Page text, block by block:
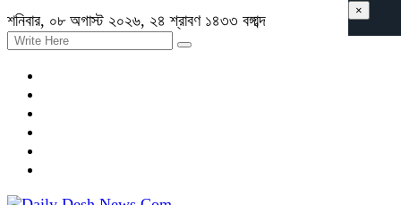
শনিবার, ০৮ অগাস্ট ২০২৬, ২৪ শ্রাবণ ১৪৩৩ বঙ্গাব্দ
×